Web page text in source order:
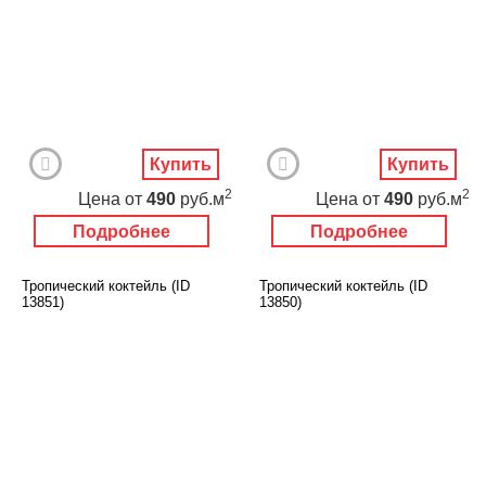
Подробнее
Цена от 490 руб.м2
Купить
Подробнее
Цена от 490 руб.м2
Купить
Тропический коктейль (ID
13851)
Тропический коктейль (ID
13850)